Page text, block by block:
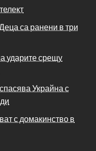
са ранени в три
ударите срещу
Украйна с
с домакинство в